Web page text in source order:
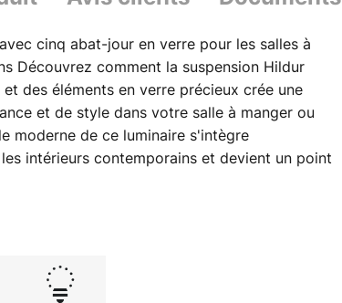
cinq abat-jour en verre pour les salles à
Découvrez comment la suspension Hildur
des éléments en verre précieux crée une
et de style dans votre salle à manger ou
moderne de ce luminaire s'intègre
intérieurs contemporains et devient un point
pièce. Bien qu'un variateur ne soit pas inclus
ainsi l'ambiance souhaitée (veuillez noter
doit être acheté séparément).